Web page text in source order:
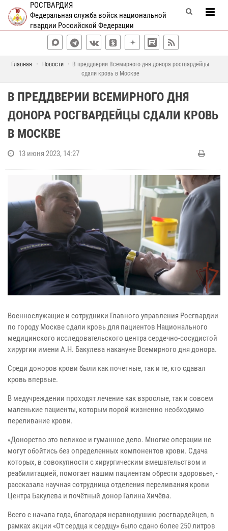
РОСГВАРДИЯ
Федеральная служба войск национальной
гвардии Российской Федерации
Главная Новости
В преддверии Всемирного дня донора росгвардейцы
сдали кровь в Москве
В ПРЕДДВЕРИИ ВСЕМИРНОГО ДНЯ
ДОНОРА РОСГВАРДЕЙЦЫ СДАЛИ КРОВЬ
В МОСКВЕ
13 июня 2023, 14:27
Военнослужащие и сотрудники Главного управления Росгвардии
по городу Москве сдали кровь для пациентов Национального
медицинского исследовательского центра сердечно-сосудистой
хирургии имени А.Н. Бакулева накануне Всемирного дня донора.
Среди доноров крови были как почетные, так и те, кто сдавал
кровь впервые.
В медучреждении проходят лечение как взрослые, так и совсем
маленькие пациенты, которым порой жизненно необходимо
переливание крови.
«Донорство это великое и гуманное дело. Многие операции не
могут обойтись без определенных компонентов крови. Сдача
которых, в совокупности с хирургическим вмешательством и
реабилитацией, помогает нашим пациентам обрести здоровье», -
рассказала научная сотрудница отделения переливания крови
Центра Бакулева и почётный донор Галина Хичёва.
Всего с начала года, благодаря неравнодушию росгвардейцев, в
рамках акции «От сердца к сердцу» было сдано более 250 литров